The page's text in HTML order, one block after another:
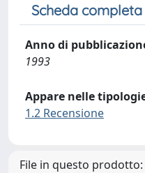
Scheda completa
Anno di
1993
Appare nelle
1.2 Recensione
File in questo prodotto: